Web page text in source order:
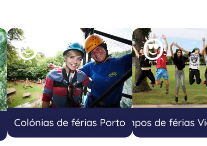
Colónias de férias PortoCampos de férias